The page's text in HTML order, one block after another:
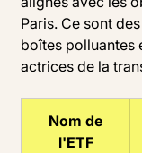
Paris. Ce sont
boîtes polluantes
actrices de la
Nom de
l'ETF